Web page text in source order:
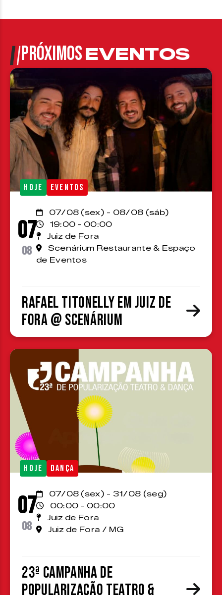
PRÓXIMOSEVENTOS
HOJE EVENTOS
07
08
07/08 (sex) - 08/08 (sáb)
19:00 - 00:00
Juiz de Fora
Scenárium Restaurante & Espaço
de Eventos
Rafael Titonelly em Juiz de
Fora @ Scenárium
HOJE DANÇA
07
08
07/08 (sex) - 31/08 (seg)
00:00 - 00:00
Juiz de Fora
Juiz de Fora / MG
23ª Campanha de
Popularização Teatro &